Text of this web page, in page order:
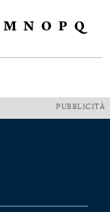
M N O P Q
PUBBLICITÀ